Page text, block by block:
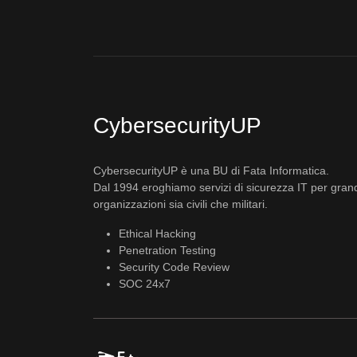
CybersecurityUP
CybersecurityUP è una BU di Fata Informatica.
Dal 1994 eroghiamo servizi di sicurezza IT per
organizzazioni sia civili che militari.
Ethical Hacking
Penetration Testing
Security Code Review
SOC 24x7